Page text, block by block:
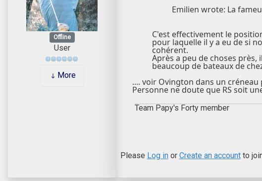
Offline
User
More
Emilien wrote: La
C'est effectivement le
pour laquelle il y a eu de si
cohérent.
Après a peu de choses
beaucoup de bateaux de
.... voir Ovington dans un
Personne ne doute que RS soit
Team Papy's Forty member
Please Log inor Create an accountto